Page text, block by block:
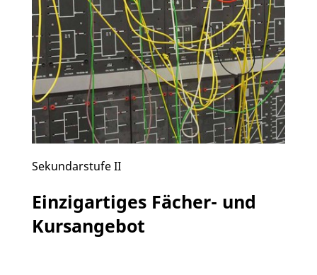
Sekundarstufe II
Einzigartiges Fächer- und
Kursangebot